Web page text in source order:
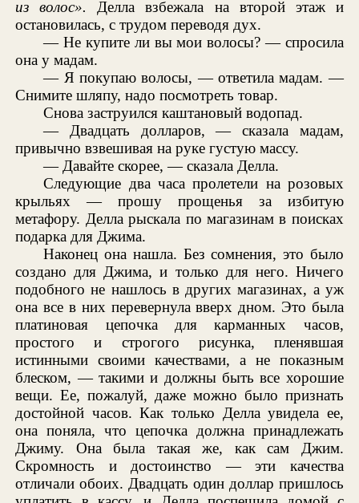
из волос».
Делла взбежала на второй этаж и
остановилась, с трудом переводя дух.
— Не купите ли вы мои волосы? — спросила
она у мадам.
— Я покупаю волосы, — ответила мадам. —
Снимите шляпу, надо посмотреть товар.
Снова заструился каштановый водопад.
— Двадцать долларов, — сказала мадам,
привычно взвешивая на руке густую массу.
— Давайте скорее, — сказала Делла.
Следующие два часа пролетели на розовых
крыльях — прошу прощенья за избитую
метафору. Делла рыскала по магазинам в поисках
подарка для Джима.
Наконец она нашла. Без сомнения, это было
создано для Джима, и только для него. Ничего
подобного не нашлось в других магазинах, а уж
она все в них перевернула вверх дном. Это была
платиновая цепочка для карманных часов,
простого и строгого рисунка, пленявшая
истинными своими качествами, а не показным
блеском, — такими и должны быть все хорошие
вещи. Ее, пожалуй, даже можно было признать
достойной часов. Как только Делла увидела ее,
она поняла, что цепочка должна принадлежать
Джиму. Она была такая же, как сам Джим.
Скромность и достоинство — эти качества
отличали обоих. Двадцать один доллар пришлось